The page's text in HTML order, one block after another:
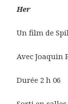
Her
Un film de
Avec Joaquin
Durée 2 h 06